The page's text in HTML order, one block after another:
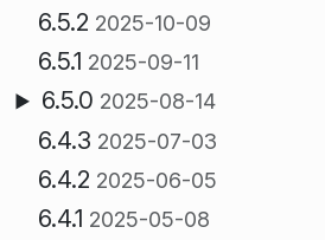
6.5.2 2025-10-09
6.5.1 2025-09-11
6.5.0 2025-08-14
6.4.3 2025-07-03
6.4.2 2025-06-05
6.4.1 2025-05-08